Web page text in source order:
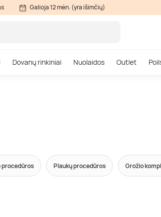
Galioja 12 mėn. (yra išimčių)
Dovanų rinkiniai Nuolaidos Outlet
procedūros Plaukų procedūros Grožio